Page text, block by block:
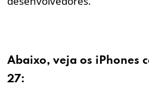
Abaixo, veja os iPhones
27: